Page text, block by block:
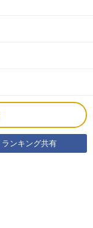
ランキング共有